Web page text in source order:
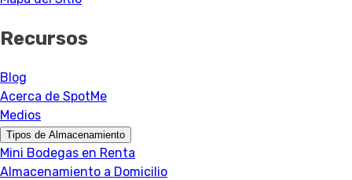
Recursos
Blog
Acerca de SpotMe
Medios
Tipos de Almacenamiento
Mini Bodegas en Renta
Almacenamiento a Domicilio